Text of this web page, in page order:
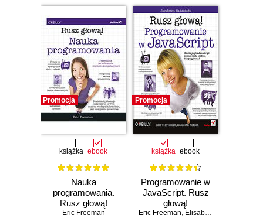
Promocja
książka ebook
Nauka
programowania.
Rusz głową!
Eric Freeman
Promocja
książka ebook
Programowanie w
JavaScript. Rusz
głową!
Eric Freeman, Elisabeth Robson